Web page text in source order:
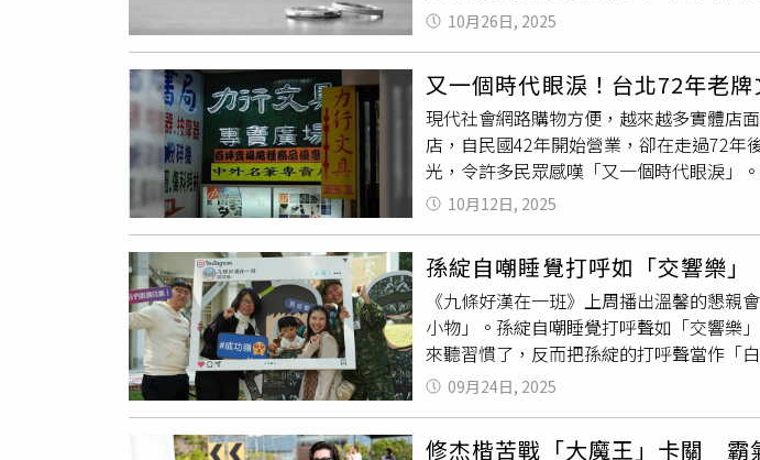
姻」匿名投稿表示，她和老公在一起近10
就支氣管炎、氣喘住院，每次熱痙攣也會
3天沒睡覺，丈夫才願意請假來幫忙照顧孩
南」、「因為孩子身體不舒服、住院，經
味，都同意丈夫在受訓之餘去聚餐、外宿
好貼滿便條紙，教他怎麼擺放到保麗龍盒
客廳玩、午睡。人妻指出，丈夫不知從何
要出門打工，實際上是偷偷在跟小三打
鬱鬱寡歡，甚至說出「爸爸都不接我電話
熟，明明難過卻會安慰我」、「原本好好
「你外遇了，把錯都推到我頭上」、「你
及，丈夫還把她的機車拿走，讓她無法好
工作都能不要」、「下禮拜就要開庭了，
「我要替我的小孩、替自己著想，只有堅
總會有報應，你要堅強，為孩子勇敢站起
讓他們身敗名裂」、「軍眷不好當，我也
10月26日, 2025
又一個時代眼淚！台北72年老
現代社會網路購物方便，越來越多實體店
店，自民國42年開始營業，卻在走過72年
光，令許多民眾感嘆「又一個時代眼淚」
地經營長達72年，雖然越來越多人喜歡透
書局創意文具專賣店挑選。怎料，業者
露，主要因為老闆準備退休，目前店面平
業之前「歡迎大家來選購」。據悉，力
「力行書局」，曾出版謝冰瑩女士的《女兵
始以銷售事務文具、美術設計用品及專業
10月12日, 2025
孫綻自嘲睡覺打呼如「交響樂
《九條好漢在一班》上周播出溫馨的懇親
小物」。孫綻自嘲睡覺打呼聲如「交響樂
來聽習慣了，反而把孫綻的打呼聲當作「
台視提供）除了耳塞，阿夫和孫綻也分享
法配戴，只能藏在枕頭下。而阿夫則會
09月24日, 2025
修杰楷苦戰「大魔王」卡關 霸